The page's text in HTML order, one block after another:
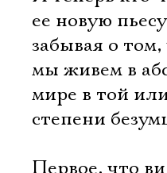
ее новую
забывая о том,
мы живем в
мире в той
степени
Первое, что